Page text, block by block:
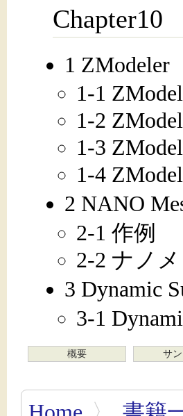
1 ZModeler
1-1
1-2
1-3
1-4
2 NANO
2-1 作例
2-2 ナノ
3 Dynamic
3-1
概要 サ